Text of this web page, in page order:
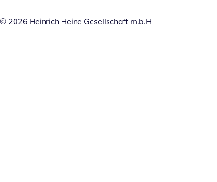
© 2026 Heinrich Heine Gesellschaft m.b.H